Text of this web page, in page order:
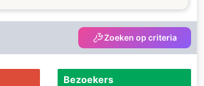
Zoeken op criteria
Bezoekers